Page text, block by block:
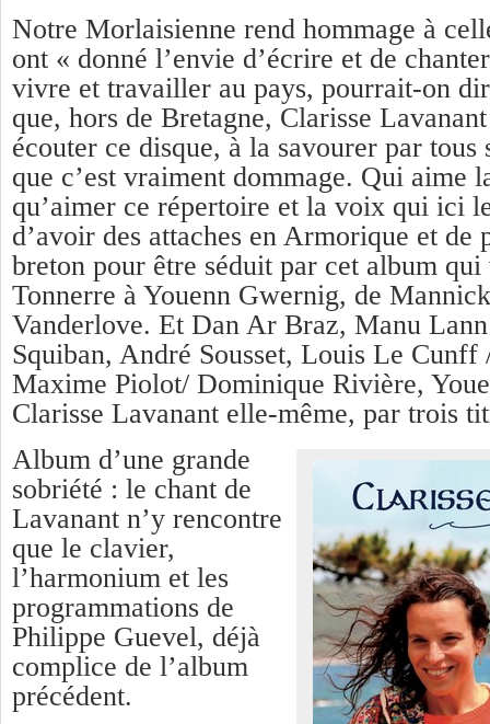
Notre Morlaisienne rend hommage à
ont « donné l’envie d’écrire et de
vivre et travailler au pays, pourrait-on
que, hors de Bretagne, Clarisse
écouter ce disque, à la savourer par tous
que c’est vraiment dommage. Qui aime
qu’aimer ce répertoire et la voix qui ici
d’avoir des attaches en Armorique et de
breton pour être séduit par cet album
Tonnerre à Youenn Gwernig, de
Vanderlove. Et Dan Ar Braz, Manu
Squiban, André Sousset, Louis Le
Maxime Piolot/ Dominique Rivière,
Clarisse Lavanant elle-même, par trois
Album d’une grande
sobriété : le chant de
Lavanant n’y rencontre
que le clavier,
l’harmonium et les
programmations de
Philippe Guevel, déjà
complice de l’album
précédent.